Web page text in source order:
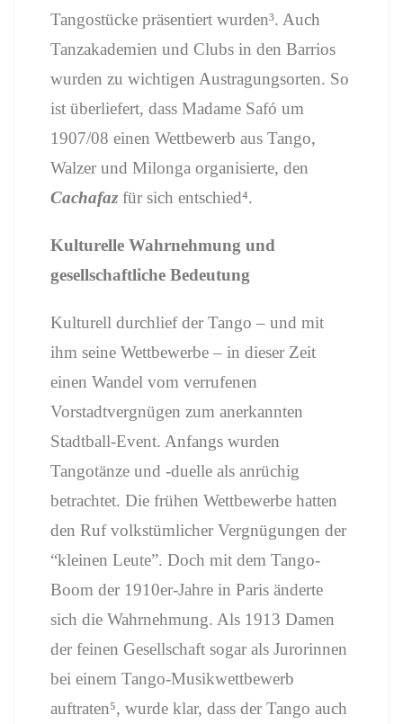
Tangostücke präsentiert wurden³. Auch
Tanzakademien und Clubs in den Barrios
wurden zu wichtigen Austragungsorten. So
ist überliefert, dass Madame Safó um
1907/08 einen Wettbewerb aus Tango,
Walzer und Milonga organisierte, den
Cachafazfür sich entschied⁴.
Kulturelle Wahrnehmung und
gesellschaftliche Bedeutung
Kulturell durchlief der Tango – und mit
ihm seine Wettbewerbe – in dieser Zeit
einen Wandel vom verrufenen
Vorstadtvergnügen zum anerkannten
Stadtball-Event. Anfangs wurden
Tangotänze und -duelle als anrüchig
betrachtet. Die frühen Wettbewerbe hatten
den Ruf volkstümlicher Vergnügungen der
“kleinen Leute”. Doch mit dem Tango-
Boom der 1910er-Jahre in Paris änderte
sich die Wahrnehmung. Als 1913 Damen
der feinen Gesellschaft sogar als Jurorinnen
bei einem Tango-Musikwettbewerb
auftraten⁵, wurde klar, dass der Tango auch